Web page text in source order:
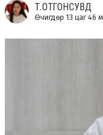
Т.ОТГОНСУВД
Өчигдөр 13 цаг 46